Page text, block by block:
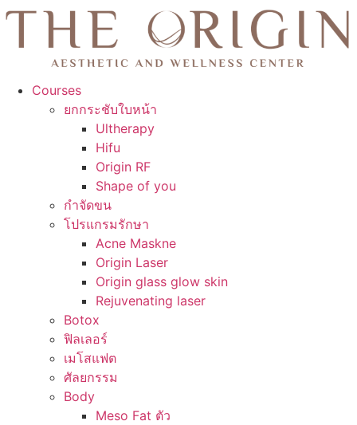
Courses
ยกกระชับใบหน้า
Ultherapy
Hifu
Origin RF
Shape of you
กำจัดขน
โปรแกรมรักษา
Acne Maskne
Origin Laser
Origin glass glow skin
Rejuvenating laser
Botox
ฟิลเลอร์
เมโสแฟต
ศัลยกรรม
Body
Meso Fat ตัว